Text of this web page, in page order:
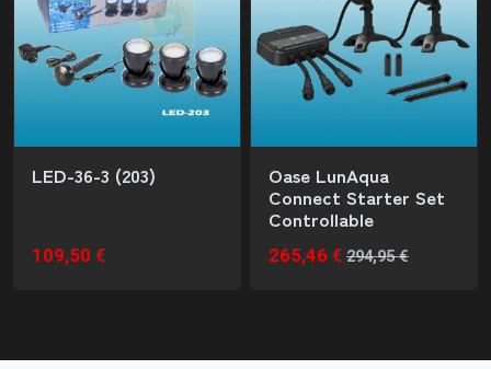
LED-36-3 (203)
109,50 €
Oase LunAqua
Connect Starter Set
Controllable
265,46 € 294,95 €